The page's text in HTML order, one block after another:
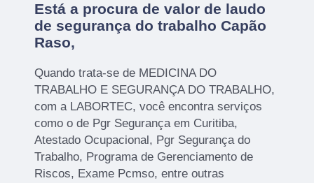
Está a procura de valor de laudo
de segurança do trabalho Capão
Raso,
Quando trata-se de MEDICINA DO
TRABALHO E SEGURANÇA DO TRABALHO,
com a LABORTEC, você encontra serviços
como o de Pgr Segurança em Curitiba,
Atestado Ocupacional, Pgr Segurança do
Trabalho, Programa de Gerenciamento de
Riscos, Exame Pcmso, entre outras